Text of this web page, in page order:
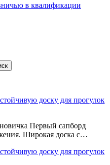
в квалификации
доску для прогулок
Первый сапборд
Широкая доска с…
доску для прогулок